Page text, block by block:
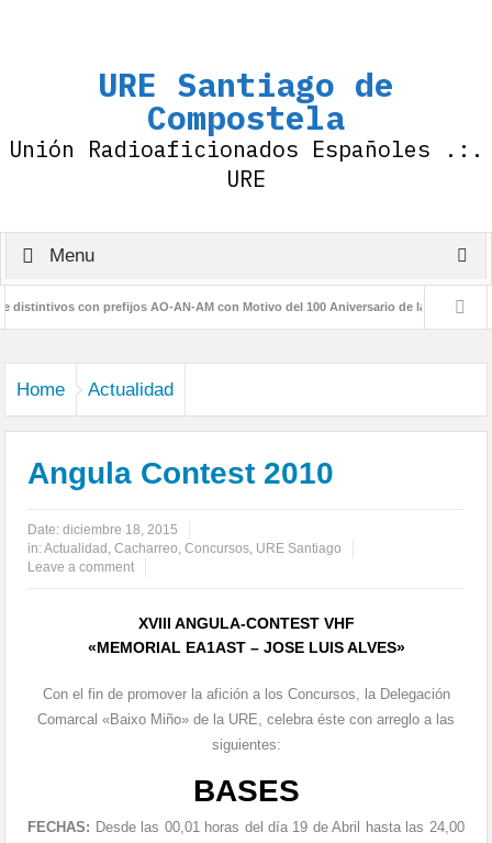
URE Santiago de
Compostela
Unión Radioaficionados Españoles .:.
URE
Menu
con prefijos AO-AN-AM con Motivo del 100 Aniversario de la IARU
Home Actualidad
Angula Contest 2010
Date:diciembre 18, 2015
in:Actualidad ,Cacharreo,Concursos, URE Santiago
Leave a comment
XVIII ANGULA-CONTEST VHF
«MEMORIAL EA1AST – JOSE LUIS ALVES»
Con el fin de promover la afición a los Concursos, la Delegación
Comarcal «Baixo Miño» de la URE, celebra éste con arreglo a las
siguientes:
BASES
FECHAS: Desde las 00,01 horas del día 19 de Abril hasta las 24,00